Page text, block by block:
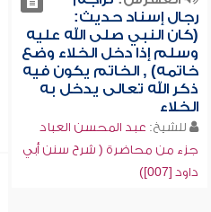
رجال إسناد حديث:
(كان النبي صلى الله عليه
وسلم إذا دخل الخلاء وضع
خاتمه) , الخاتم يكون فيه
ذكر الله تعالى يدخل به
الخلاء
للشيخ: عبد المحسن العباد
جزء من محاضرة ( شرح سنن أبي
داود [007])